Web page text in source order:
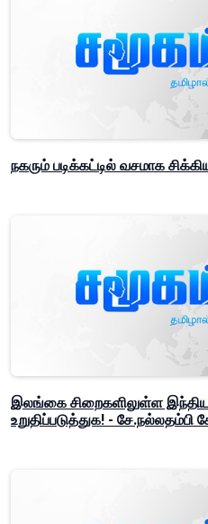
நகரும் படிக்கட்டில் வசமாக
இலங்கை சிறைகளிலுள்ள
உறுதிப்படுத்துக! - சே.நல்லதம்பி